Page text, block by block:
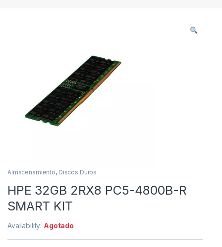
Almacenamiento, Discos Duros
HPE 32GB 2RX8 PC5-4800B-R
SMART KIT
Availability: Agotado